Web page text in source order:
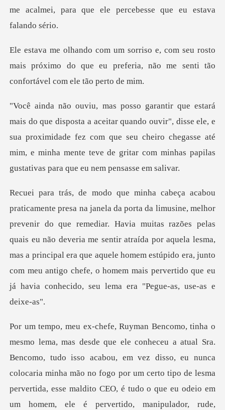
rosto
mais próximo do que eu preferia, não me
do ouvir", disse ele, e
sua proximidade fez com que seu cheiro chegasse até
mim, e minha
ar. Havia muitas razões pelas
quais eu não deveria me sentir atraída por aquela lesma,
mas a principal era que aquele homem estúpi
em vez disso, eu nunca
colocaria minha mão no fogo por um certo tipo de lesma
pervertida, esse maldito CEO, é tudo o que eu odeio